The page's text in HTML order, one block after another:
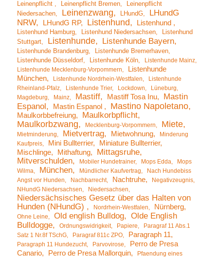
Leinenpflicht Leinenpflicht Bremen
Leinenpflicht
Niedersachen
Leinenzwang LHundG
LHundG
NRW
LHundG RP Listenhund Listenhund
Listenhund Hamburg Listenhund Niedersachsen
Listenhund
Stuttgart
Listenhunde Listenhunde Bayern
Listenhunde Brandenburg
Listenhunde Bremerhaven
Listenhunde Düsseldorf
Listenhunde Köln
Listenhunde Mainz
Listenhunde Mecklenburg-Vorpommern
Listenhunde
München
Listenhunde Nordrhein-Westfalen
Listenhunde
Rheinland-Pfalz
Listenhunde Trier Lockdown
Lüneburg
Magdeburg
Mainz Mastiff Mastiff Tosa Inu
Mastin
Espanol
Mastin Espanol Mastino Napoletano
Maulkorbbefreiung Maulkorbpflicht
Maulkorbzwang Mecklenburg-Vorpommern Miete
Mietminderung Mietvertrag Mietwohnung
Minderung
Kaufpreis
Mini Bullterrier
Miniature Bullterrier
Mischlinge
Mithaftung
Mittagsruhe
Mitverschulden
Mobiler Hundetrainer Mops Edda
Mops
Wilma
München Mündlicher Kaufvertrag
Nach Hundebiss
Angst vor Hunden
Nachbarrecht Nachtruhe
Negativzeugnis
NHundG Niedersachsen
Niedersachsen
Niedersächsisches Gesetz über das Halten von
Hunden (NHundG)
Nordrhein-Westfalen Nürnberg
Ohne Leine Old english Bulldog
Olde English
Bulldogge
Ordnungswidrigkeit Papiere
Paragraf 11 Abs.1
Satz 1 Nr.8f TSchG
Paragraf 811c ZPO Paragraph 11
Paragraph 11 Hundezucht Parvovirose
Perro de Presa
Canario
Perro de Presa Mallorquin
Pfaendung eines